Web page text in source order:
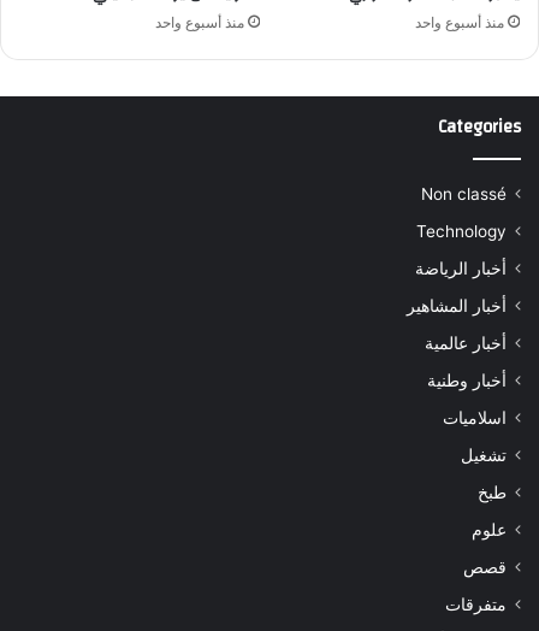
منذ أسبوع واحد منذ أسبوع واحد
Categories
Non classé
Technology
أخبار الرياضة
أخبار المشاهير
أخبار عالمية
أخبار وطنية
اسلاميات
تشغيل
طبخ
علوم
قصص
متفرقات